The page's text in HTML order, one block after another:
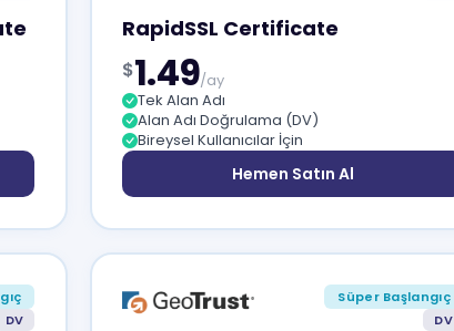
RapidSSL Certificate
$1.49/ay
Tek Alan Adı
Alan Adı Doğrulama (DV)
Bireysel Kullanıcılar İçin
Hemen Satın Al
DV
Süper Başlangıç
DV